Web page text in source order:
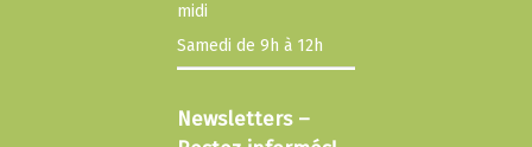
midi
Samedi de 9h à 12h
Newsletters –